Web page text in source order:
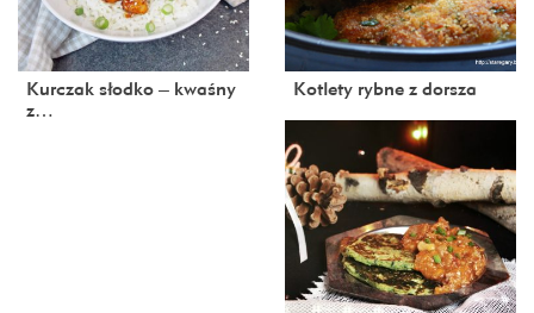
Kurczak słodko – kwaśny
z…
Kotlety rybne z dorsza